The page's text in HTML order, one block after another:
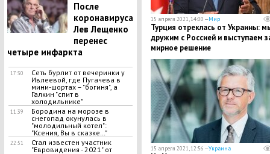
После
коронавируса
Лев Лещенко
перенес
четыре инфаркта
17:30
Сеть бурлит от вечеринки у
Ивлеевой, где Пугачева в
мини-шортах – "богиня", а
Галкин "спит в
холодильнике"
11:39
Бородина на морозе в
снегопад окунулась в
"молодильный котел":
"Ксения, Вы в сказке…"
22:51
Стал известен участник
"Евровидения - 2021" от
15 апреля 2021, 14:00 —Мир
Турция отреклась от Украины:
дружим с Россией и выступаем
мирное решение
15 апреля 2021, 12:56 —Украина